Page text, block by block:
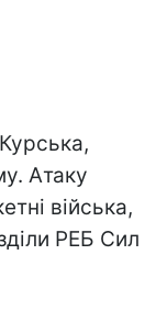
Атаку
війська,
РЕБ Сил